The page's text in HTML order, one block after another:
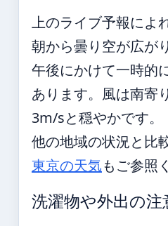
上のライブ予報によ
朝から曇り空が広がり
午後にかけて一時的
あります。風は南寄
3m/sと穏やかです。
他の地域の状況と比
東京の天気もご参照
洗濯物や外出の注